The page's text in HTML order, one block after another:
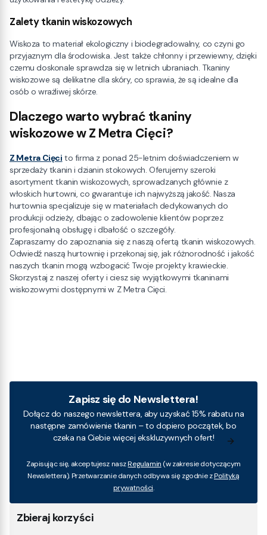
Zalety tkanin wiskozowych
Wiskoza to materiał ekologiczny i biodegradowalny, co czyni go
przyjaznym dla środowiska. Jest także chłonny i przewiewny, dzięki
czemu doskonale sprawdza się w letnich ubraniach. Tkaniny
wiskozowe są delikatne dla skóry, co sprawia, że są idealne dla
osób o wrażliwej skórze.
Dlaczego warto wybrać tkaniny
wiskozowe w Z Metra Cięci?
Z Metra Cięci to firma z ponad 25-letnim doświadczeniem w
sprzedaży tkanin i dzianin stokowych. Oferujemy szeroki
asortyment tkanin wiskozowych, sprowadzanych głównie z
włoskich hurtowni, co gwarantuje ich najwyższą jakość. Nasza
hurtownia specjalizuje się w materiałach dedykowanych do
produkcji odzieży, dbając o zadowolenie klientów poprzez
profesjonalną obsługę i dbałość o szczegóły.
Zapraszamy do zapoznania się z naszą ofertą tkanin wiskozowych.
Odwiedź naszą hurtownię i przekonaj się, jak różnorodność i jakość
naszych tkanin mogą wzbogacić Twoje projekty krawieckie.
Skorzystaj z naszej oferty i ciesz się wyjątkowymi tkaninami
wiskozowymi dostępnymi w Z Metra Cięci.
Zbieraj korzyści
Zapisz się do Newslettera!
Dołącz do naszego newslettera, aby uzyskać 15% rabatu na
następne zamówienie tkanin – to dopiero początek, bo
czeka na Ciebie więcej ekskluzywnych ofert!
Zapisując się, akceptujesz naszRegulamin (w zakresie dotyczącym
Newslettera). Przetwarzanie danych odbywa się zgodnie zPolityką
prywatności.